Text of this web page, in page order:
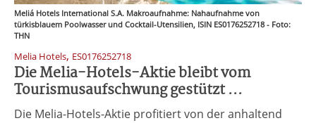
Meliá Hotels International S.A. Makroaufnahme: Nahaufnahme von
türkisblauem Poolwasser und Cocktail-Utensilien, ISIN ES0176252718 - Foto:
THN
Melia Hotels, ES0176252718
Die Melia-Hotels-Aktie bleibt vom
Tourismusaufschwung gestützt ...
Die Melia-Hotels-Aktie profitiert von der anhaltend